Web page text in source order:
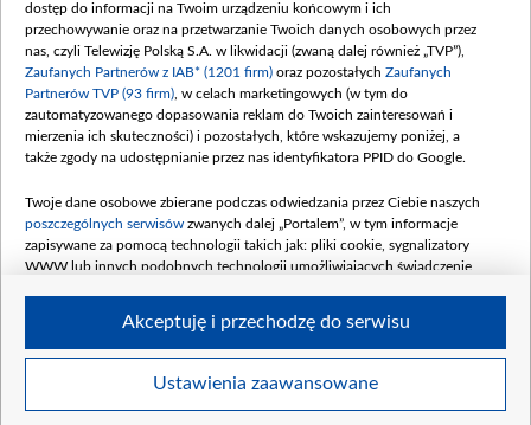
© 2026 Telewizja Polska S. A. w likwidacji
dostęp do informacji na Twoim urządzeniu końcowym i ich
przechowywanie oraz na przetwarzanie Twoich danych osobowych przez
nas, czyli Telewizję Polską S.A. w likwidacji (zwaną dalej również „TVP”),
Zaufanych Partnerów z IAB* (1201 firm) oraz pozostałych Zaufanych
Partnerów TVP (93 firm) , w celach marketingowych (w tym do
zautomatyzowanego dopasowania reklam do Twoich zainteresowań i
mierzenia ich skuteczności) i pozostałych, które wskazujemy poniżej, a
także zgody na udostępnianie przez nas identyfikatora PPID do Google.
Twoje dane osobowe zbierane podczas odwiedzania przez Ciebie naszych
poszczególnych serwisów zwanych dalej „Portalem”, w tym informacje
zapisywane za pomocą technologii takich jak: pliki cookie, sygnalizatory
WWW lub innych podobnych technologii umożliwiających świadczenie
Twoje dane osobowe zbierane podczas odwiedzania przez Ciebie
Ustawienia zaawansowane
Akceptuję i przechodzę do serwisu